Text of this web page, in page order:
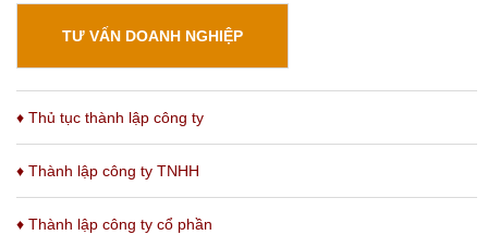
TƯ VẤN DOANH NGHIỆP
♦ Thủ tục thành lập công ty
♦ Thành lập công ty TNHH
♦ Thành lập công ty cổ phần